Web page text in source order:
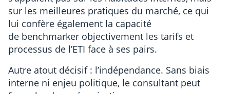
sur les meilleures pratiques du marché, ce qui
lui confère également la capacité
de benchmarker objectivement les tarifs et
processus de l’ETI face à ses pairs.
Autre atout décisif : l’indépendance. Sans biais
interne ni enjeu politique, le consultant peut